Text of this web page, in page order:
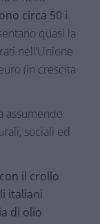
circa 50 i
quasi la
nell’Unione
(in crescita
assumendo
sociali ed
con il crollo
italiani
di olio